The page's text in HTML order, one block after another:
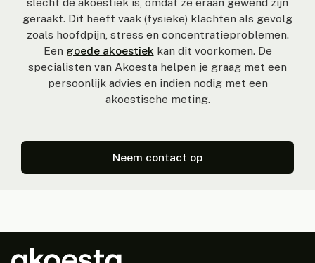
geraakt. Dit heeft vaak (fysieke) klachten als gevolg
zoals hoofdpijn, stress en concentratieproblemen.
Een goede akoestiek kan dit voorkomen. De
specialisten van Akoesta helpen je graag met een
persoonlijk advies en indien nodig met een
akoestische meting.
Neem contact op